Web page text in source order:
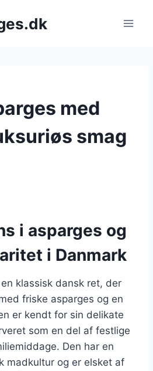
med
smag
i asparges og
i Danmark
klassisk dansk ret, der
friske asparges og en
er kendt for sin delikate
som en del af festlige
Den har en
madkultur og er elsket af